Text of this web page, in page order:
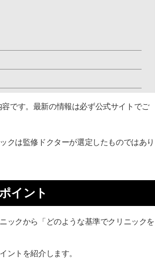
です。最新の情報は必ず公式サイトでご
クは監修ドクターが選定したものではあり
イント
ックから「どのような基準でクリニックを
ントを紹介します。